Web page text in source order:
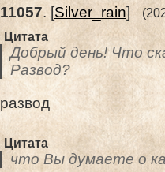
11057. [Silver_rain]
Цитата
Добрый день! Что
Развод?
развод
Цитата
что Вы думаете о